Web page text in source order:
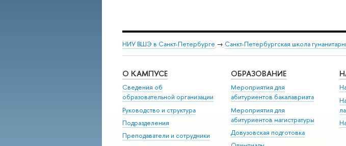
НИУ ВШЭ в Санкт-Петербурге → Санкт-Петербургская школа
О КАМПУСЕ
Сведения об
образовательной организации
Руководство и структура
Подразделения
Преподаватели и сотрудники
ОБРАЗОВАНИЕ
Мероприятия для
абитуриентов бакалавриата
Мероприятия для
абитуриентов магистратуры
Довузовская подготовка